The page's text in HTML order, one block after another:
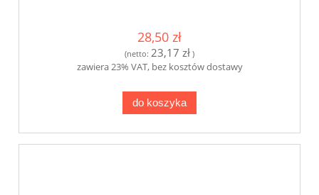
28,50 zł
(netto: 23,17 zł )
zawiera 23% VAT, bez kosztów dostawy
do koszyka